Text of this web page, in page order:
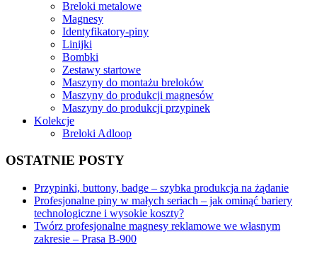
Breloki metalowe
Magnesy
Identyfikatory-piny
Linijki
Bombki
Zestawy startowe
Maszyny do montażu breloków
Maszyny do produkcji magnesów
Maszyny do produkcji przypinek
Kolekcje
Breloki Adloop
OSTATNIE POSTY
Przypinki, buttony, badge – szybka produkcja na żądanie
Profesjonalne piny w małych seriach – jak ominąć bariery
technologiczne i wysokie koszty?
Twórz profesjonalne magnesy reklamowe we własnym
zakresie – Prasa B-900